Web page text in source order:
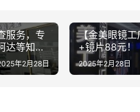
服务，专
达等知名
年2月28日
【金美眼镜
+镜片88元！
2025年2月28日